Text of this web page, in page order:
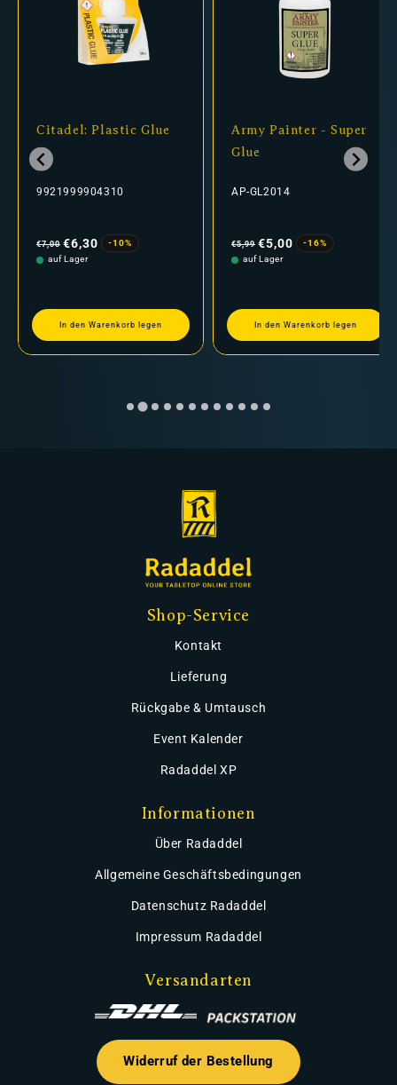
Citadel: Plastic Glue
9921999904310
Preis
€7,00 €6,30
-10%
auf Lager
In den Warenkorb legen
Army Painter - Super
Glue
AP-GL2014
Preis
€5,99 €5,00
-16%
auf Lager
In den Warenkorb legen
Shop-Service
Kontakt
Lieferung
Rückgabe & Umtausch
Event Kalender
Radaddel XP
Informationen
Über Radaddel
Allgemeine Geschäftsbedingungen
Datenschutz Radaddel
Impressum Radaddel
Versandarten
Widerruf der Bestellung